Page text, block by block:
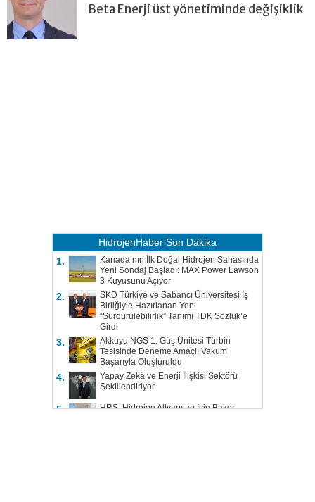
Beta Enerji üst yönetiminde değişiklik
HidrojenHaber Son Dakika
1.
Kanada’nın İlk Doğal Hidrojen Sahasında
Yeni Sondaj Başladı: MAX Power Lawson
3 Kuyusunu Açıyor
2.
SKD Türkiye ve Sabancı Üniversitesi İş
Birliğiyle Hazırlanan Yeni
“Sürdürülebilirlik” Tanımı TDK Sözlük’e
Girdi
3.
Akkuyu NGS 1. Güç Ünitesi Türbin
Tesisinde Deneme Amaçlı Vakum
Başarıyla Oluşturuldu
4.
Yapay Zekâ ve Enerji İlişkisi Sektörü
Şekillendiriyor
5.
HRS, Hidrojen Altyapıları İçin Baker